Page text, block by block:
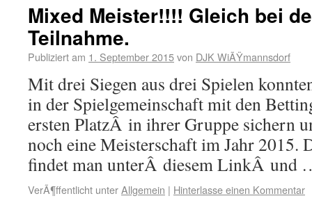
Mixed Meister!!!! Gleich bei
Teilnahme.
Publiziert am 1. September 2015von DJK WiÃŸmannsdorf
Mit drei Siegen aus drei Spielen
in der Spielgemeinschaft mit den
ersten PlatzÂ in ihrer Gruppe sichern
noch eine Meisterschaft im Jahr 2015.
findet man unterÂ diesem LinkÂ
VerÃ¶ffentlicht unterAllgemein | Hinterlasse einen Kommentar